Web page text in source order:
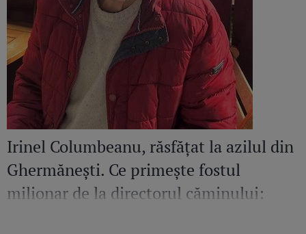
Irinel Columbeanu, răsfățat la azilul din
Ghermănești. Ce primește fostul
milionar de la directorul căminului: